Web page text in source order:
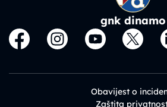
gnk dinamo
Obavijest o
Zaštita